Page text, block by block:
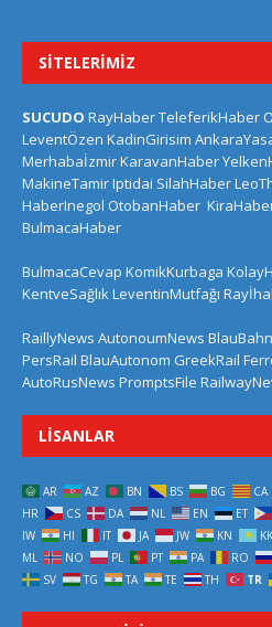
SITELERIMIZ
SUCUDO RayHaberTeleferikHaber
LeventÖzen KadinGirisim
MerhabaİzmirKaravanHaber
MakineTamirIptidai SilahHaber
HaberInegol OtobanHaber
BulmacaHaber
BulmacaCevap KomikKurbaga
KentveSağlıkLeventinMutfağı
RaillyNews AutonoumNews BlauBahn
PersRail BlauAutonom GreekRail
AutoRusNews PromptsFile
LISANLAR
AR AZ BN BS BG CA
HR
CS DA NL EN ET
IW
HI IT JA JW KN KK
ML
NO PL PT PA RO
SV
TG TA TE TH TR